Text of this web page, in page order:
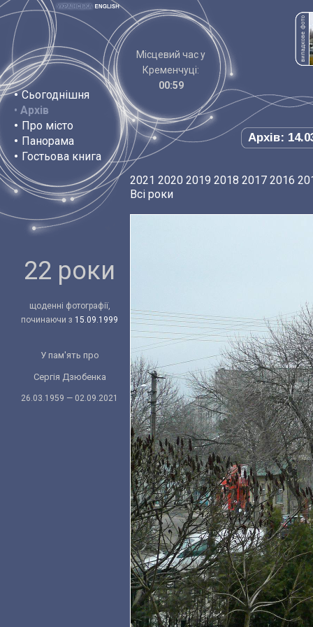
• Сьогоднішня
• Архів
• Про місто
• Панорама
• Гостьова книга
Місцевий час у
Кременчуці:
00:59
Архів:
22 роки
щоденні фотографії,
починаючи з 15.09.1999
У пам'ять про
Сергія Дзюбенка
26.03.1959 — 02.09.2021
2021 2020 2019 2018 2017 2016
Всі роки